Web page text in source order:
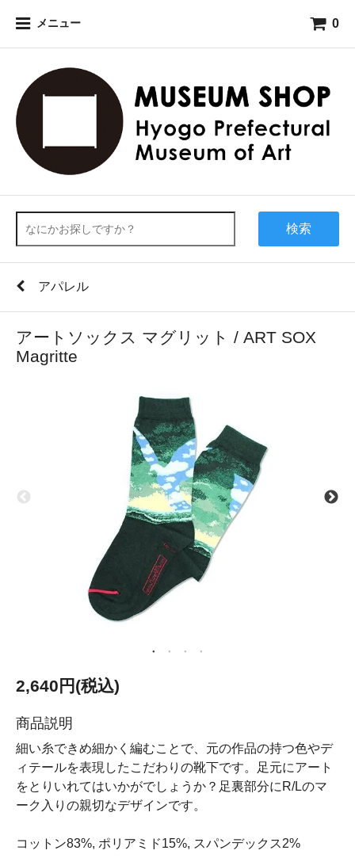
メニュー 0
検索
アパレル
アートソックス マグリット / ART SOX
Magritte
2,640円(税込)
商品説明
細い糸できめ細かく編むことで、元の作品の持つ色やデ
ィテールを表現したこだわりの靴下です。足元にアート
をとりいれてはいかがでしょうか？足裏部分にR/Lのマ
ーク入りの親切なデザインです。
コットン83%, ポリアミド15%, スパンデックス2%